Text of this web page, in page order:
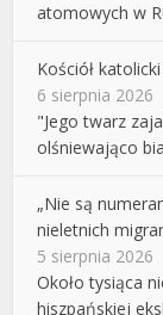
atomowych w
Kościół
6 sierpnia 2026
"Jego twarz
olśniewająco
„Nie są
nieletnich
5 sierpnia 2026
Około tysiąca
hiszpańskiej